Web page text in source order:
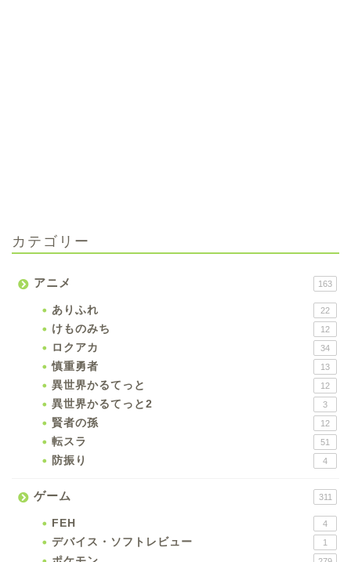
カテゴリー
アニメ 163
ありふれ 22
けものみち 12
ロクアカ 34
慎重勇者 13
異世界かるてっと 12
異世界かるてっと2 3
賢者の孫 12
転スラ 51
防振り 4
ゲーム 311
FEH 4
デバイス・ソフトレビュー 1